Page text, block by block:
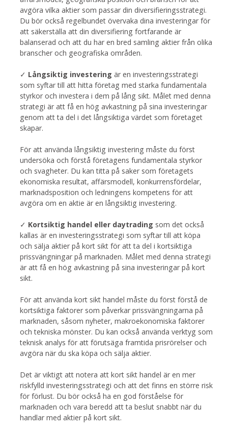
avgöra vilka aktier som passar din diversifieringsstrategi.
Du bör också regelbundet övervaka dina investeringar för
att säkerställa att din diversifiering fortfarande är
balanserad och att du har en bred samling aktier från olika
branscher och geografiska områden.
✓ Långsiktig investering är en investeringsstrategi
som syftar till att hitta företag med starka fundamentala
styrkor och investera i dem på lång sikt. Målet med denna
strategi är att få en hög avkastning på sina investeringar
genom att ta del i det långsiktiga värdet som företaget
skapar.
För att använda långsiktig investering måste du först
undersöka och förstå företagens fundamentala styrkor
och svagheter. Du kan titta på saker som företagets
ekonomiska resultat, affärsmodell, konkurrensfördelar,
marknadsposition och ledningens kompetens för att
avgöra om en aktie är en långsiktig investering.
✓ Kortsiktig handel eller daytrading som det också
kallas är en investeringsstrategi som syftar till att köpa
och sälja aktier på kort sikt för att ta del i kortsiktiga
prissvängningar på marknaden. Målet med denna strategi
är att få en hög avkastning på sina investeringar på kort
sikt.
För att använda kort sikt handel måste du först förstå de
kortsiktiga faktorer som påverkar prissvängningarna på
marknaden, såsom nyheter, makroekonomiska faktorer
och tekniska mönster. Du kan också använda verktyg som
teknisk analys för att förutsäga framtida prisrörelser och
avgöra när du ska köpa och sälja aktier.
Det är viktigt att notera att kort sikt handel är en mer
riskfylld investeringsstrategi och att det finns en större risk
för förlust. Du bör också ha en god förståelse för
marknaden och vara beredd att ta beslut snabbt när du
handlar med aktier på kort sikt.